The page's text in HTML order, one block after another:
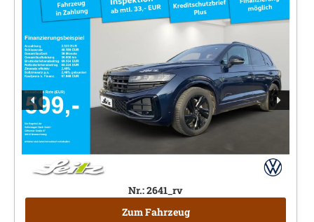
Nr.: 2641_rv
Zum Fahrzeug